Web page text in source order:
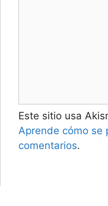
Este sitio usa
Aprende cómo se
comentarios.